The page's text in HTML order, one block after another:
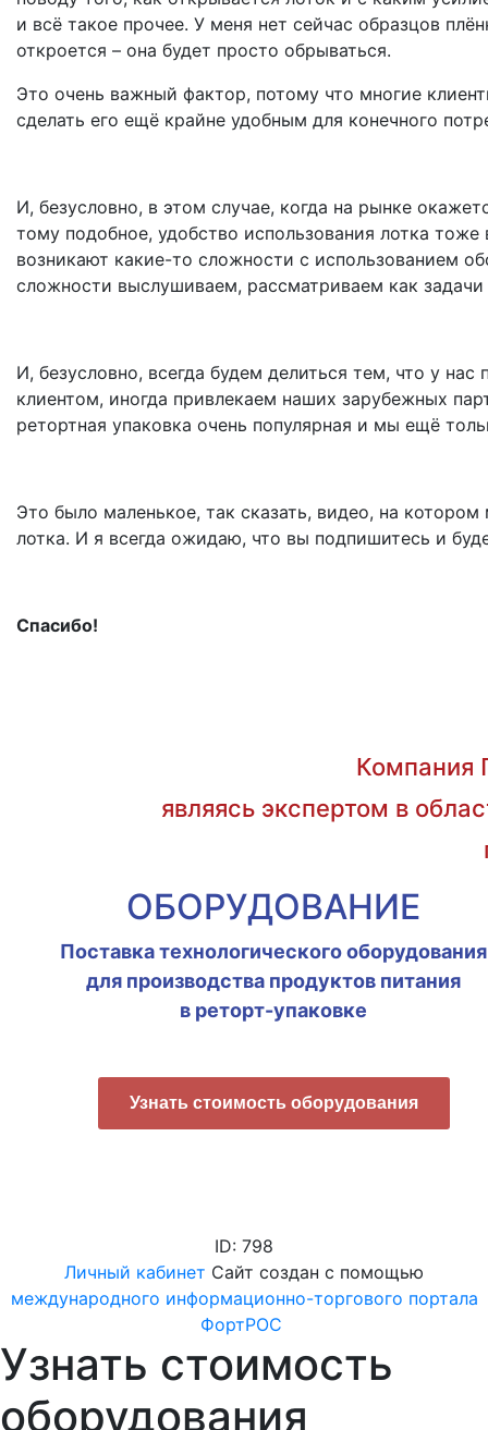
и всё такое прочее. У меня нет сейчас образцов
откроется – она будет просто обрываться.
Это очень важный фактор, потому что многие
сделать его ещё крайне удобным для конечного
И, безусловно, в этом случае, когда на рынке
тому подобное, удобство использования лотка
возникают какие-то сложности с использованием
сложности выслушиваем, рассматриваем как
И, безусловно, всегда будем делиться тем, что у
клиентом, иногда привлекаем наших зарубежных
ретортная упаковка очень популярная и мы ещё
Это было маленькое, так сказать, видео, на
лотка. И я всегда ожидаю, что вы подпишитесь и
Спасибо!
Компания
являясь экспертом в
ОБОРУДОВАНИЕ
Поставка технологического оборудования
для производства продуктов питания
в реторт-упаковке
Узнать стоимость оборудования
ID: 798
Личный кабинет Сайт создан с помощью
международного информационно-торгового портала
ФортРОС
Узнать стоимость
оборудования